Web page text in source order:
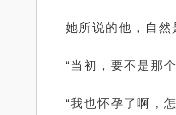
她所说的他，自然
“当初，要不是那
“我也怀孕了啊，